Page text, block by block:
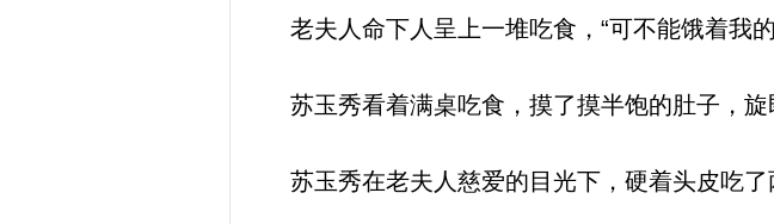
老夫人命下人呈上一堆吃食，“可不能饿着我
苏玉秀看着满桌吃食，摸了摸半饱的肚子，旋
苏玉秀在老夫人慈爱的目光下，硬着头皮吃了